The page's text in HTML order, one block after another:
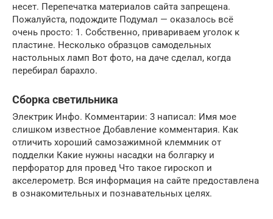
несет. Перепечатка материалов сайта запрещена.
Пожалуйста, подождите Подумал — оказалось всё
очень просто: 1. Собственно, привариваем уголок к
пластине. Несколько образцов самодельных
настольных ламп Вот фото, на даче сделал, когда
перебирал барахло.
Сборка светильника
Электрик Инфо. Комментарии: 3 написал: Имя мое
слишком известное Добавление комментария. Как
отличить хороший самозажимной клеммник от
подделки Какие нужны насадки на болгарку и
перфоратор для провед Что такое гироскоп и
акселерометр. Вся информация на сайте предоставлена
в ознакомительных и познавательных целях.